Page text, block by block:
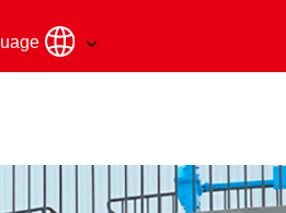
實驗室檢
驗